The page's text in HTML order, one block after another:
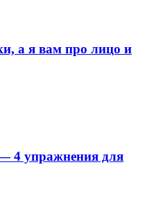
а я вам про лицо и
4 упражнения для